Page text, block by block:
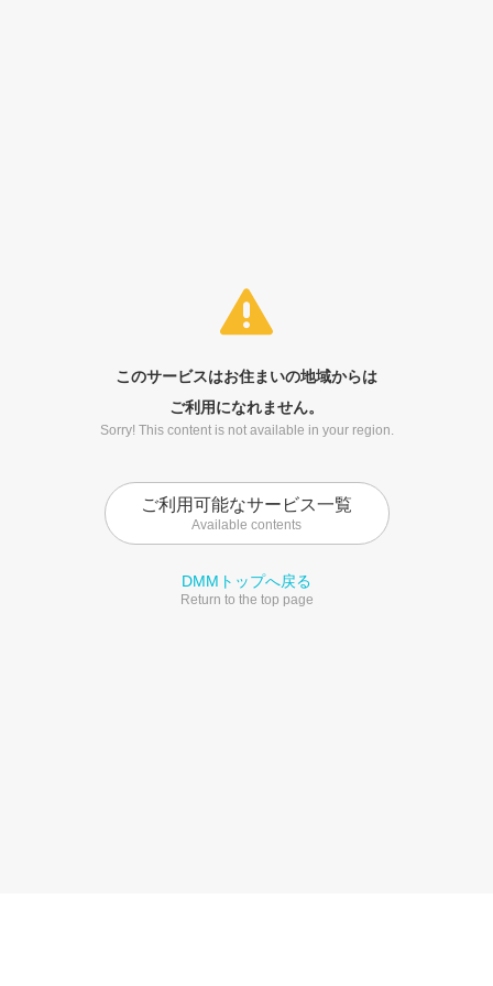
このサービスはお住まいの地域からは
ご利用になれません。
Sorry! This content is not available in your region.
ご利用可能なサービス一覧
Available contents
DMMトップへ戻る
Return to the top page